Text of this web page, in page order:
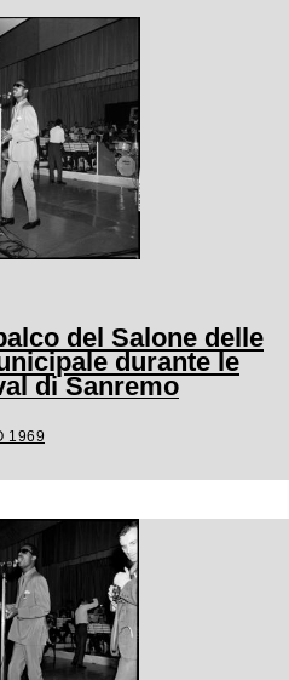
del Salone delle
durante le
di Sanremo
1969